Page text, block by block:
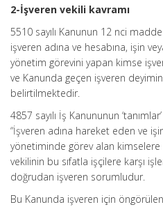
2-İşveren vekili kavramı
5510 sayılı Kanunun 12 nci
işveren adına ve hesabına, işin
yönetim görevini yapan kimse
ve Kanunda geçen işveren
belirtilmektedir.
4857 sayılı İş Kanununun
“İşveren adına hareket eden ve
yönetiminde görev alan kimselere
vekilinin bu sıfatla işçilere karşı
doğrudan işveren sorumludur.
Bu Kanunda işveren için